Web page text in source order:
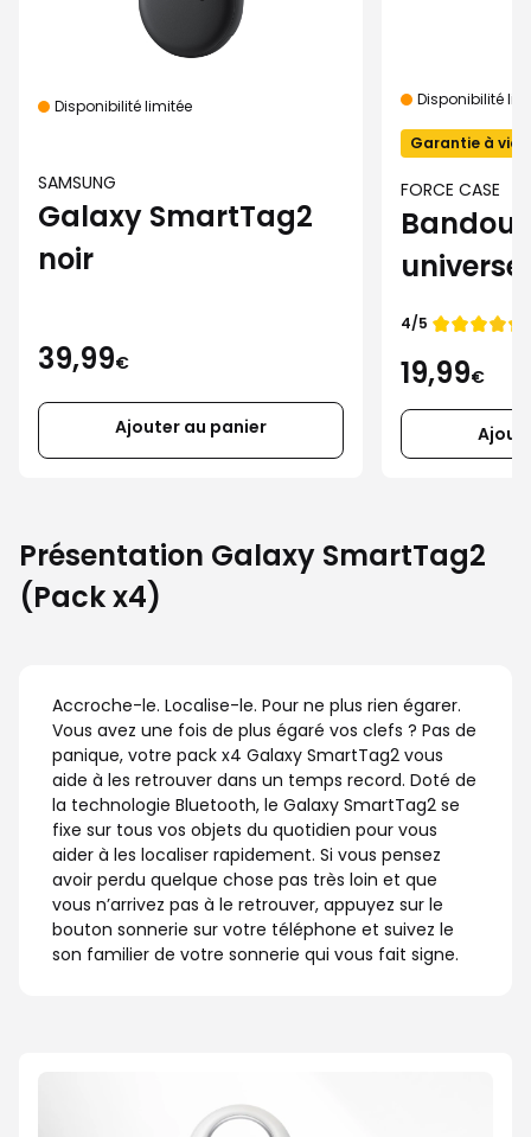
Disponibilité limitée
SAMSUNG
Galaxy SmartTag2
noir
39,99€
Ajouter au panier
Disponibilité
Garantie à vie
FORCE CASE
Case
Note de
4/5
19,99€
Présentation Galaxy SmartTag2
(Pack x4)
Accroche-le. Localise-le. Pour ne plus rien égarer.
Vous avez une fois de plus égaré vos clefs ? Pas de
panique, votre pack x4 Galaxy SmartTag2 vous
aide à les retrouver dans un temps record. Doté de
la technologie Bluetooth, le Galaxy SmartTag2 se
fixe sur tous vos objets du quotidien pour vous
aider à les localiser rapidement. Si vous pensez
avoir perdu quelque chose pas très loin et que
vous n’arrivez pas à le retrouver, appuyez sur le
bouton sonnerie sur votre téléphone et suivez le
son familier de votre sonnerie qui vous fait signe.